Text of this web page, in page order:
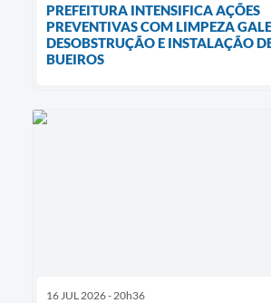
PREFEITURA INTENSIFICA AÇÕES
PREVENTIVAS COM LIMPEZA
DESOBSTRUÇÃO E INSTALAÇÃO
BUEIROS
16 JUL 2026 - 20h36